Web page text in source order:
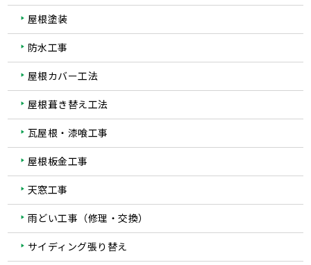
屋根塗装
防水工事
屋根カバー工法
屋根葺き替え工法
瓦屋根・漆喰工事
屋根板金工事
天窓工事
雨どい工事（修理・交換）
サイディング張り替え